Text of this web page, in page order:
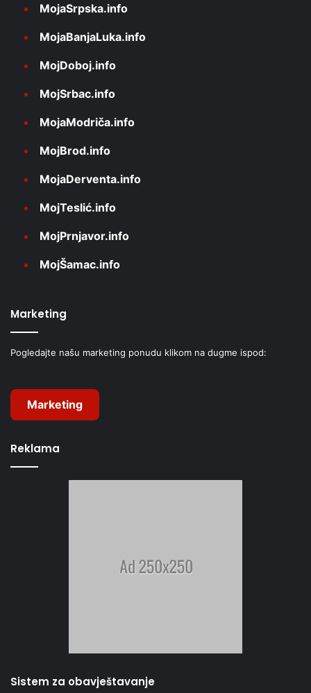
MojaSrpska.info
MojaBanjaLuka.info
MojDoboj.info
MojSrbac.info
MojaModriča.info
MojBrod.info
MojaDerventa.info
MojTeslić.info
MojPrnjavor.info
MojŠamac.info
Marketing
Pogledajte našu marketing ponudu klikom na dugme ispod:
Marketing
Reklama
Sistem za obavještavanje